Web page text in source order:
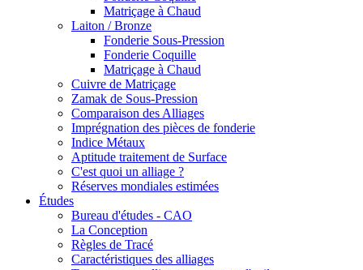
Matriçage à Chaud
Laiton / Bronze
Fonderie Sous-Pression
Fonderie Coquille
Matriçage à Chaud
Cuivre de Matriçage
Zamak de Sous-Pression
Comparaison des Alliages
Imprégnation des pièces de fonderie
Indice Métaux
Aptitude traitement de Surface
C'est quoi un alliage ?
Réserves mondiales estimées
Études
Bureau d'études - CAO
La Conception
Règles de Tracé
Caractéristiques des alliages